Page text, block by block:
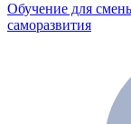
Обучение для
саморазвития